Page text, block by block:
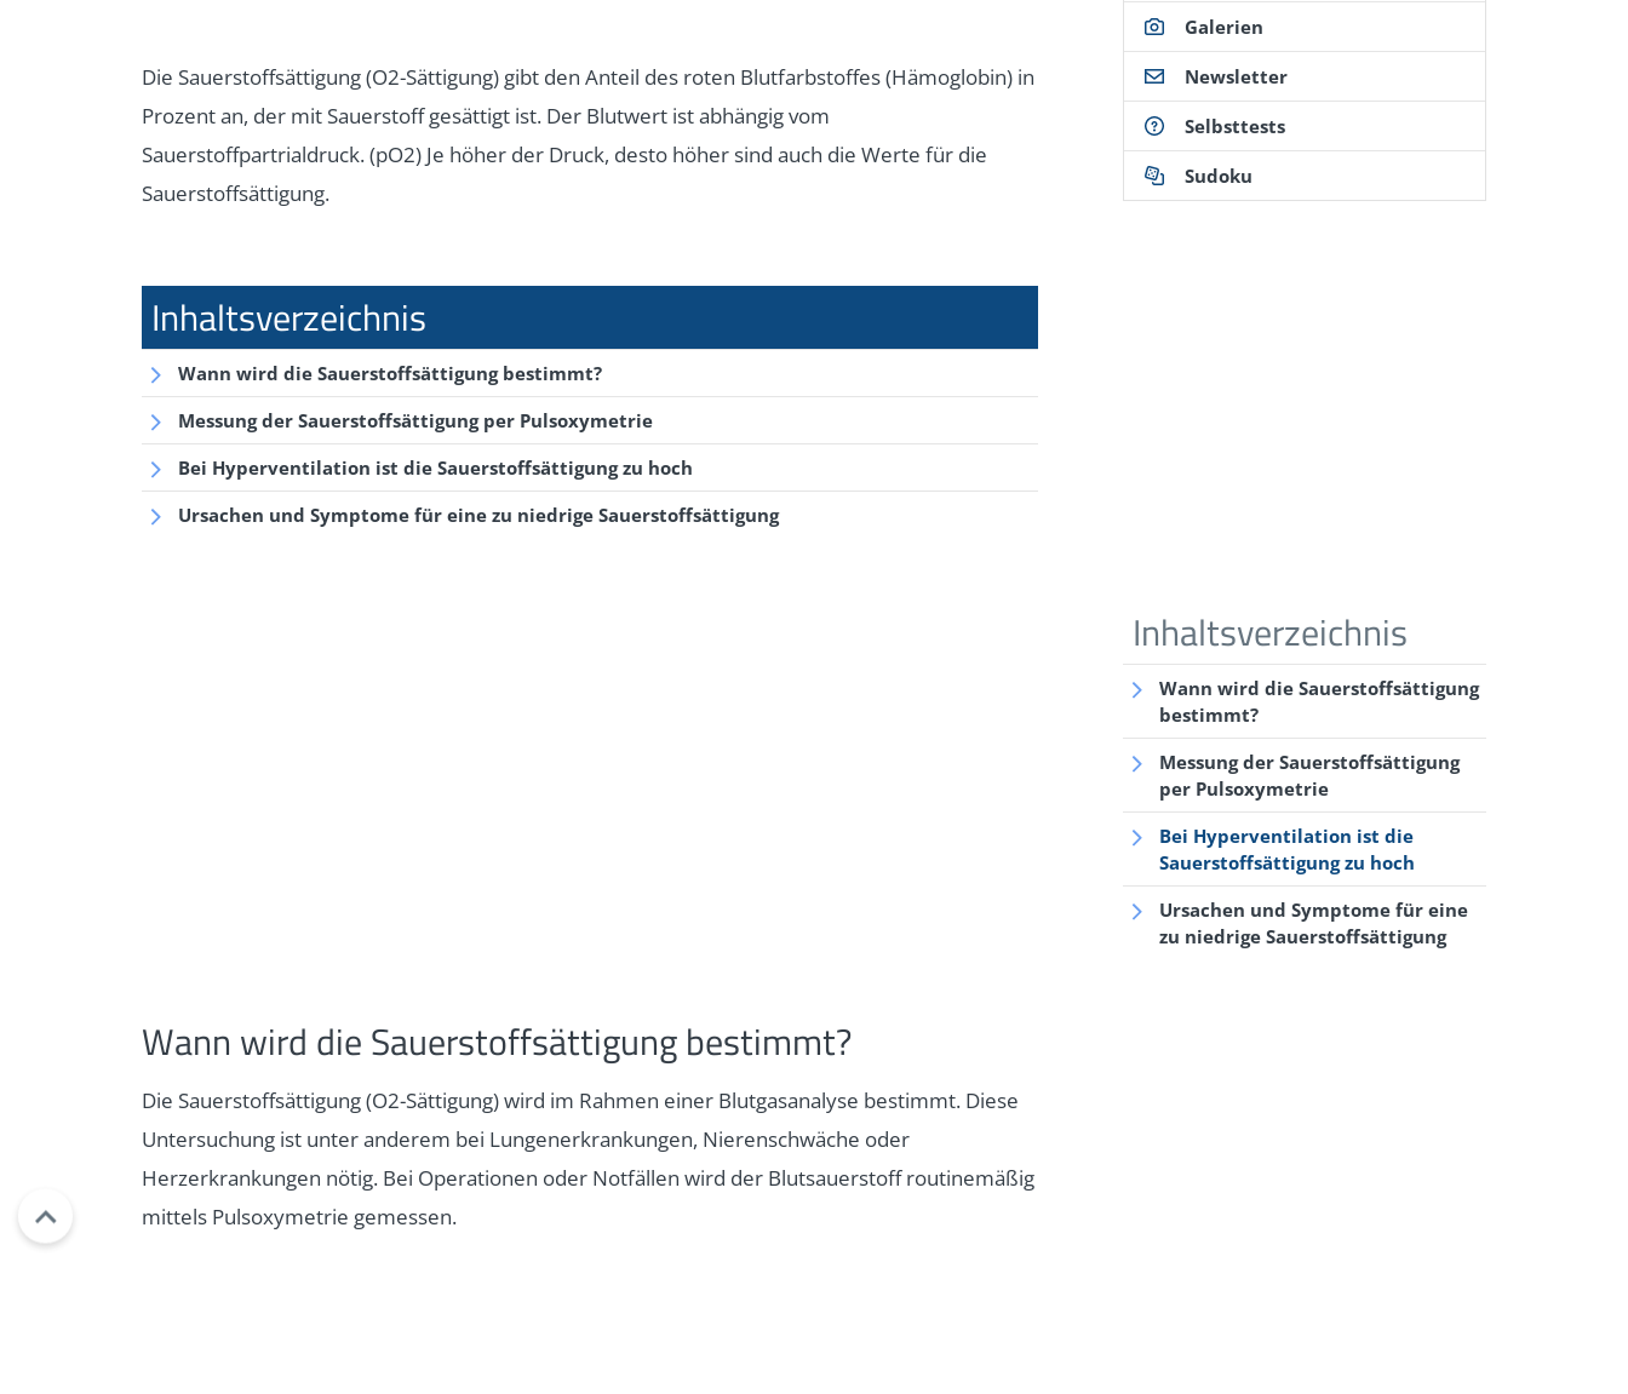
Die Sauerstoffsättigung (O2-Sättigung) gibt den Anteil des roten Blutfarbstoffes (Hämoglobin) in
Prozent an, der mit Sauerstoff gesättigt ist. Der Blutwert ist abhängig vom
Sauerstoffpartrialdruck. (pO2) Je höher der Druck, desto höher sind auch die Werte für die
Sauerstoffsättigung.
Wann wird die Sauerstoffsättigung bestimmt?
Messung der Sauerstoffsättigung per Pulsoxymetrie
Bei Hyperventilation ist die Sauerstoffsättigung zu hoch
Ursachen und Symptome für eine zu niedrige Sauerstoffsättigung
Wann wird die Sauerstoffsättigung bestimmt?
Die Sauerstoffsättigung (O2-Sättigung) wird im Rahmen einer Blutgasanalyse bestimmt. Diese
Untersuchung ist unter anderem bei Lungenerkrankungen, Nierenschwäche oder
Herzerkrankungen nötig. Bei Operationen oder Notfällen wird der Blutsauerstoff routinemäßig
mittels Pulsoxymetrie gemessen.
Galerien
Newsletter
Selbsttests
Sudoku
Wann wird die Sauerstoffsättigung
bestimmt?
Messung der Sauerstoffsättigung
per Pulsoxymetrie
Bei Hyperventilation ist die
Sauerstoffsättigung zu hoch
Ursachen und Symptome für eine
zu niedrige Sauerstoffsättigung